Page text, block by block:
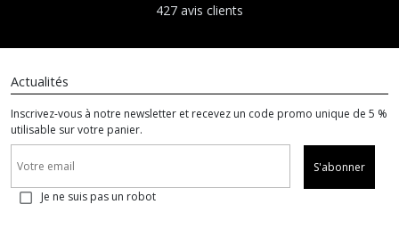
427 avis clients
Actualités
Inscrivez-vous à notre newsletter et recevez un code promo unique de 5 %
utilisable sur votre panier.
S'abonner
Je ne suis pas un robot